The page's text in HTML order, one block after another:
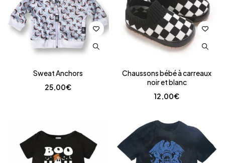
Sweat Anchors
25,00€
Chaussons bébé à carreaux
noir et blanc
12,00€